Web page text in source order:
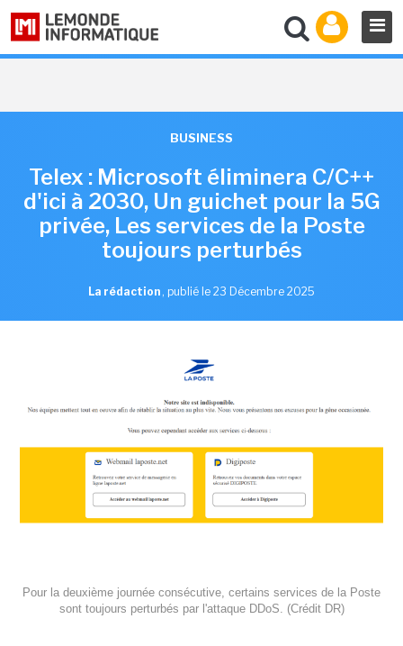
BUSINESS
Telex : Microsoft éliminera C/C++
d'ici à 2030, Un guichet pour la 5G
privée, Les services de la Poste
toujours perturbés
La rédaction , publié le 23 Décembre 2025
Pour la deuxième journée consécutive, certains services de la Poste
sont toujours perturbés par l'attaque DDoS. (Crédit DR)